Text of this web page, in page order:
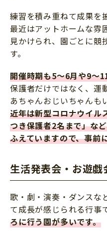
練習を積み重ねて成果を
最近はアットホームな雰
見かけられ、園ごとに競
す。
開催時期も5～6月や9～
保護者だけではなく、運
あちゃんおじいちゃんも
近年は新型コロナウイル
つき保護者2名まで」な
ふえていますので、事前
生活発表会・お遊戯
歌・劇・演奏・ダンスな
て成長が感じられる行事
ろに行う園が多いです。